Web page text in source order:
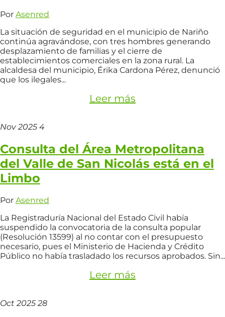
Por Asenred
La situación de seguridad en el municipio de Nariño
continúa agravándose, con tres hombres generando
desplazamiento de familias y el cierre de
establecimientos comerciales en la zona rural. La
alcaldesa del municipio, Érika Cardona Pérez, denunció
que los ilegales...
Leer más
Nov 2025 4
Consulta del Área Metropolitana
del Valle de San Nicolás está en el
Limbo
Por Asenred
La Registraduría Nacional del Estado Civil había
suspendido la convocatoria de la consulta popular
(Resolución 13599) al no contar con el presupuesto
necesario, pues el Ministerio de Hacienda y Crédito
Público no había trasladado los recursos aprobados. Sin...
Leer más
Oct 2025 28